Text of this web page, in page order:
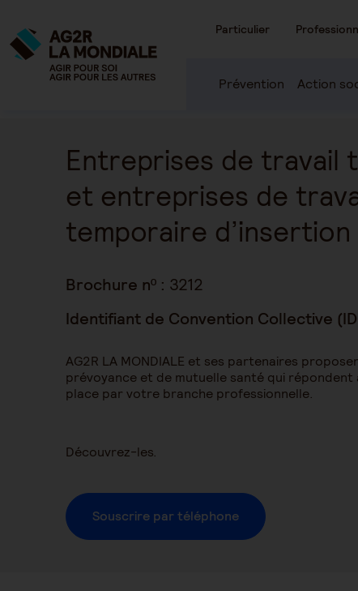
Particulier
Prévention Action
Entreprises de travail
et entreprises de
temporaire d’insertion
Brochure nº : 3212
Identifiant de Convention Collective
AG2R LA MONDIALE et ses partenaires
prévoyance et de mutuelle santé qui répondent
place par votre branche professionnelle.
Découvrez-les.
Souscrire par téléphone